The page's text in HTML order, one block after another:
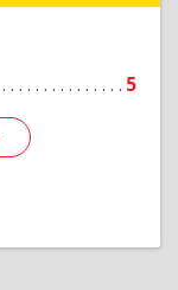
5
Подробнее